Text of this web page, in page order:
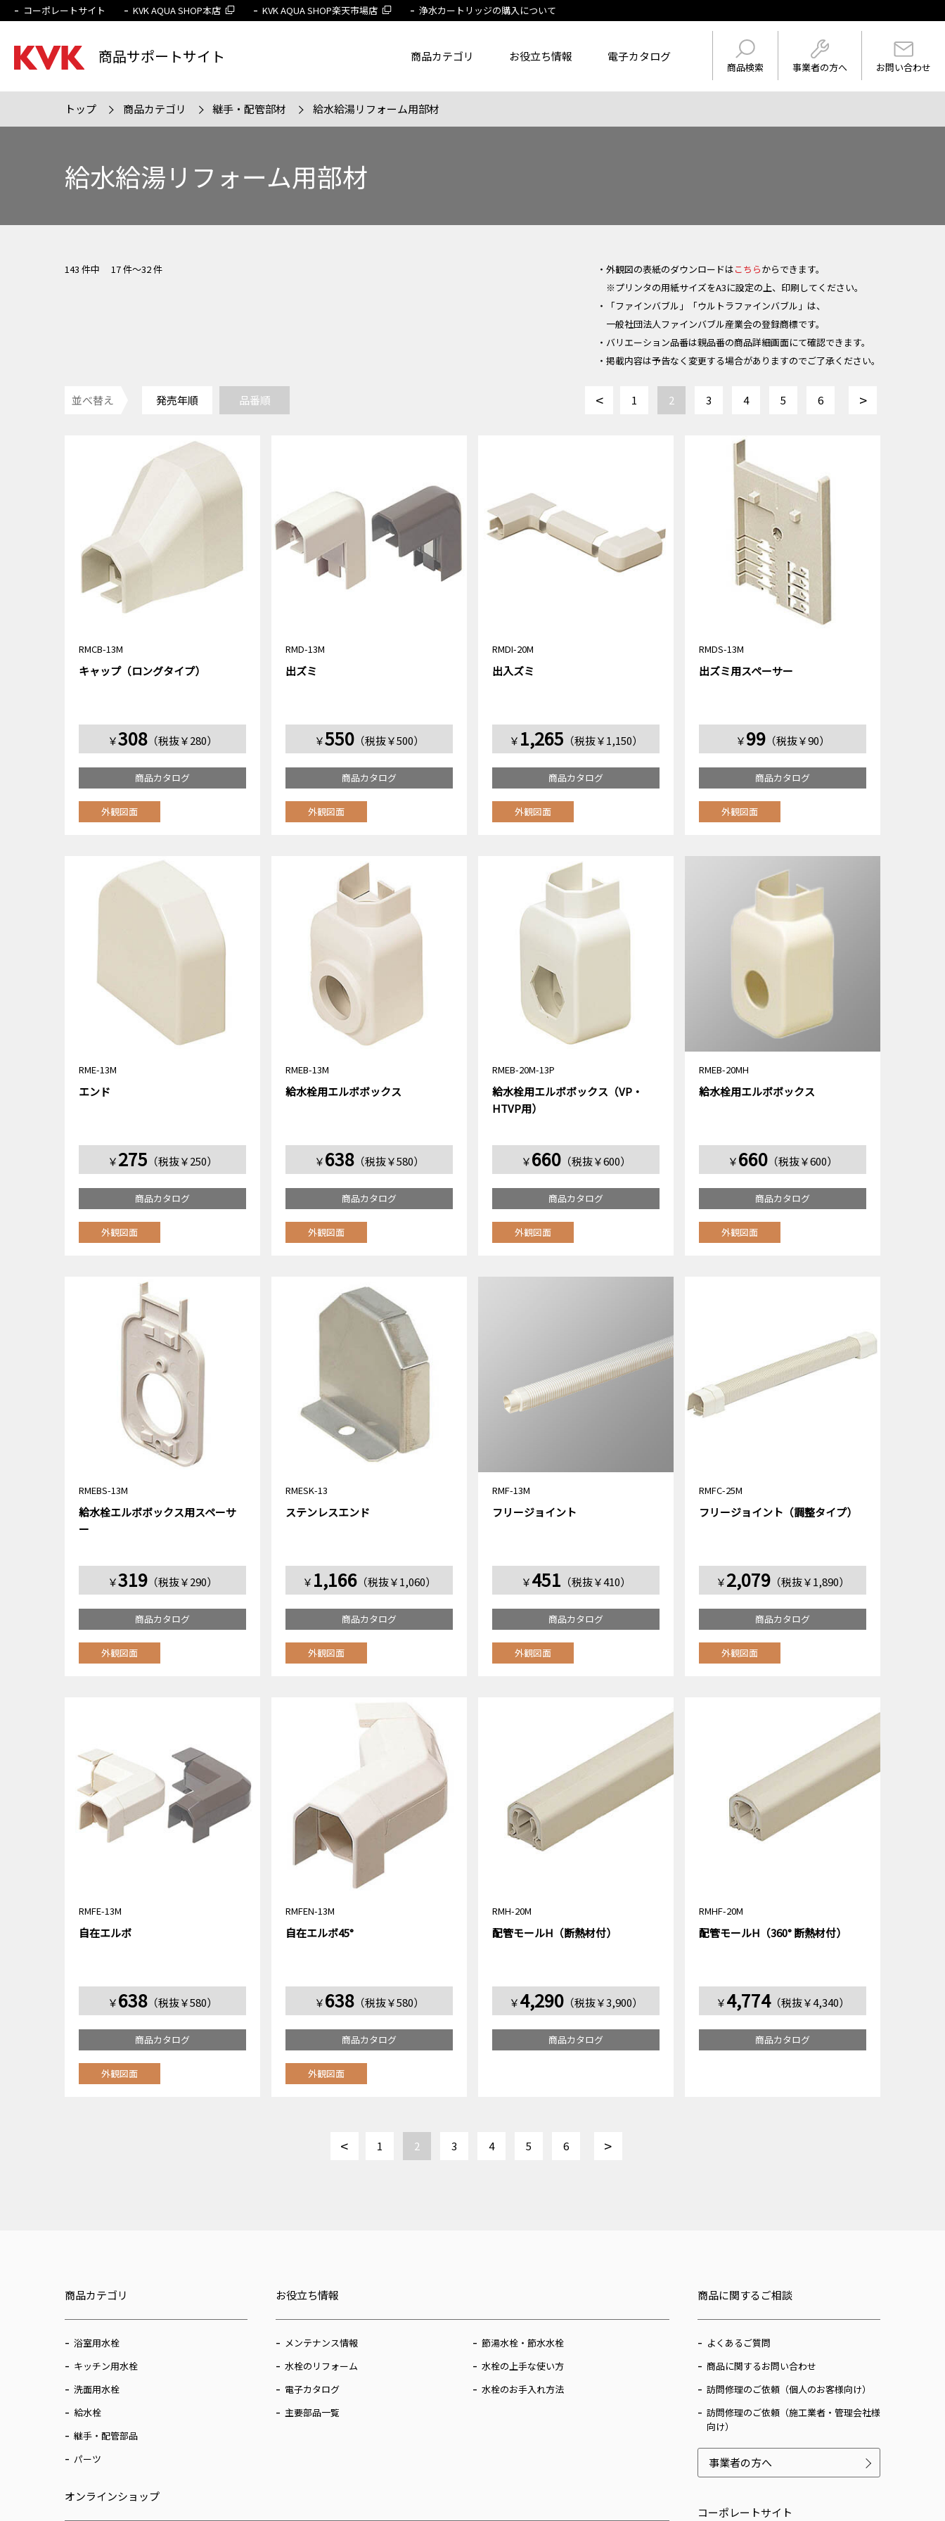
商品サポートサイト
商品検索 事業者の方へ お問い合わせ
商品カテゴリ お役立ち情報 電子カタログ
コーポレートサイト KVK AQUA SHOP本店 KVK AQUA SHOP楽天市場店 浄水カートリッジの購入について
トップ 商品カテゴリ 継手・配管部材 給水給湯リフォーム用部材
給水給湯リフォーム用部材
143 件中 17 件～32 件 ・外観図の表紙のダウンロードはこちらからできます。
※プリンタの用紙サイズをA3に設定の上、印刷してください。
・「ファインバブル」「ウルトラファインバブル」は、
一般社団法人ファインバブル産業会の登録商標です。
・バリエーション品番は親品番の商品詳細画面にて確認できます。
・掲載内容は予告なく変更する場合がありますのでご了承ください。
並べ替え 発売年順 品番順 < 1 2 3 4 5 6 >
RMCB-13M
キャップ（ロングタイプ）
￥308 （税抜￥280）
商品カタログ
外観図面
RMD-13M
出ズミ
￥550 （税抜￥500）
商品カタログ
外観図面
RMDI-20M
出入ズミ
￥ 1,265 （税抜￥1,150）
商品カタログ
外観図面
RMDS-13M
出ズミ用スペーサー
￥99 （税抜￥90）
商品カタログ
外観図面
RME-13M
エンド
￥275 （税抜￥250）
商品カタログ
外観図面
RMEB-13M
給水栓用エルボボックス
￥638 （税抜￥580）
商品カタログ
外観図面
RMEB-20M-13P
給水栓用エルボボックス（VP・
HTVP用）
￥660 （税抜￥600）
商品カタログ
外観図面
RMEB-20MH
給水栓用エルボボックス
￥660 （税抜￥600）
商品カタログ
外観図面
RMEBS-13M
給水栓エルボボックス用スペーサ
ー
￥319 （税抜￥290）
商品カタログ
外観図面
RMESK-13
ステンレスエンド
￥ 1,166 （税抜￥1,060）
商品カタログ
外観図面
RMF-13M
フリージョイント
￥451 （税抜￥410）
商品カタログ
外観図面
RMFC-25M
フリージョイント（調整タイプ）
￥2,079 （税抜￥1,890）
商品カタログ
外観図面
RMFE-13M
自在エルボ
￥638 （税抜￥580）
商品カタログ
外観図面
RMFEN-13M
自在エルボ45°
￥638 （税抜￥580）
商品カタログ
外観図面
RMH-20M
配管モールH（断熱材付）
￥4,290 （税抜￥3,900）
商品カタログ
RMHF-20M
配管モールH（360° 断熱材付）
￥4,774（税抜￥4,340）
商品カタログ
< 1 2 3 4 5 6 >
商品カテゴリ
浴室用水栓
キッチン用水栓
洗面用水栓
給水栓
継手・配管部品
パーツ
お役立ち情報
メンテナンス情報
節湯水栓・節水水栓
水栓のリフォーム
水栓の上手な使い方
電子カタログ
水栓のお手入れ方法
主要部品一覧
商品に関するご相談
よくあるご質問
商品に関するお問い合わせ
訪問修理のご依頼（個人のお客様向け）
訪問修理のご依頼（施工業者・管理会社様
向け）
事業者の方へ
オンラインショップ
コーポレートサイト